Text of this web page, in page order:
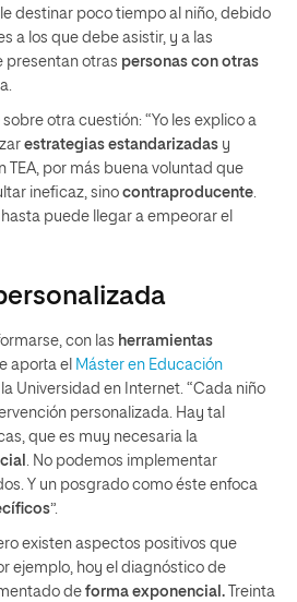
destinar poco tiempo al niño, debido
a los que debe asistir, y a las
presentan otras personas con otras
otra cuestión: “Yo les explico a
estrategias estandarizadas y
TEA, por más buena voluntad que
ineficaz, sino contraproducente.
puede llegar a empeorar el
con las herramientas
aporta el Máster en Educación
la Universidad en Internet. “Cada niño
personalizada. Hay tal
que es muy necesaria la
. No podemos implementar
Y un posgrado como éste enfoca
”.
existen aspectos positivos que
ejemplo, hoy el diagnóstico de
de forma exponencial. Treinta